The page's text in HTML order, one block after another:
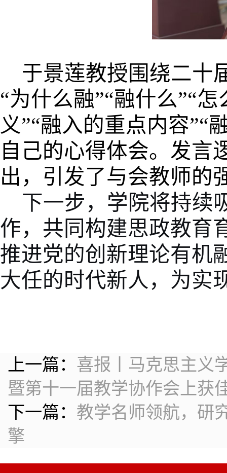
于景莲教授围绕二十
“为什么融”“融什么”“
义”“融入的重点内容”“
自己的心得体会。发言
出，引发了与会教师的
下一步，学院将持续
作，共同构建思政教育
推进党的创新理论有机
大任的时代新人，为实
上一篇： 喜报丨马克思主义
暨第十一届教学协作会上获
下一篇： 教学名师领航，研
擎